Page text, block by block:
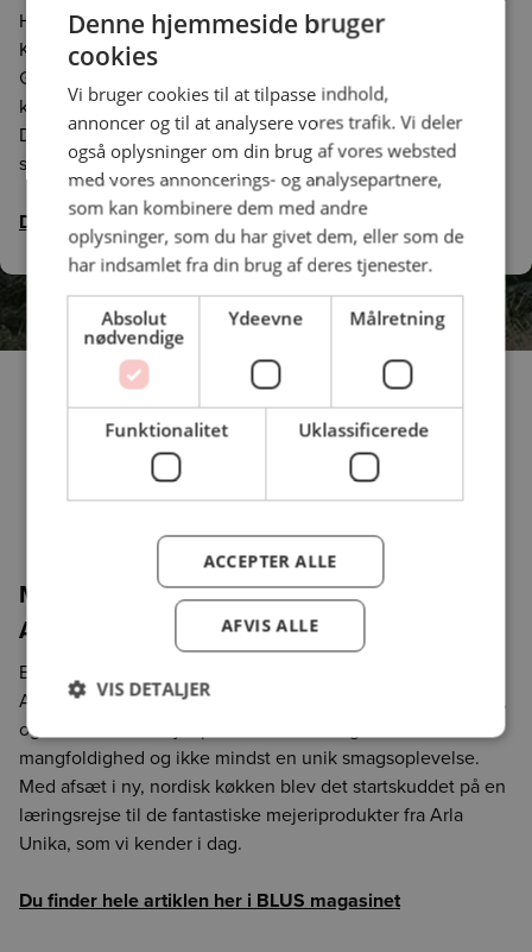
Henning Sønnichsen. Hør ham fortælle om Dansk Gastro
Kalv, der er udviklet i samarbejde med Dansk Cater. Dansk
Gastro Kalv sælger kalvekød af høj kvalitet fra
krydsningskalve – en succes der smager af mere. Med
Dansk Gastro Kalv er du sikret en høj ensartethed, god
smag og velsmagende kalvekød.
Du finder hele artiklen i BLUS-magasinet her
Unikt samarbejde
Mangfoldige og unikke mejeriprodukter fra
Arla Unika
BLUS møder Søren Flaunø, der er gastronomisk chef hos
Arla Unika. Hør ham fortælle om startskuddet til Arla Unika,
og om hvordan mejeriprodukterne bidrager til
mangfoldighed og ikke mindst en unik smagsoplevelse.
Med afsæt i ny, nordisk køkken blev det startskuddet på en
læringsrejse til de fantastiske mejeriprodukter fra Arla
Unika, som vi kender i dag.
Du finder hele artiklen her i BLUS magasinet
Denne hjemmeside bruger
cookies
Vi bruger cookies til at tilpasse indhold,
annoncer og til at analysere vores trafik. Vi deler
også oplysninger om din brug af vores websted
med vores annoncerings- og analysepartnere,
som kan kombinere dem med andre
oplysninger, som du har givet dem, eller som de
har indsamlet fra din brug af deres tjenester.
Absolut
nødvendige
Ydeevne Målretning
Funktionalitet Uklassificerede
ACCEPTER ALLE
AFVIS ALLE
VIS DETALJER